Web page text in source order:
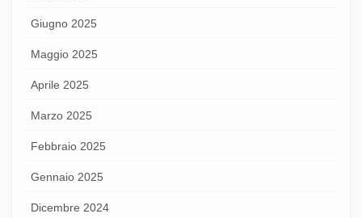
Giugno 2025
Maggio 2025
Aprile 2025
Marzo 2025
Febbraio 2025
Gennaio 2025
Dicembre 2024